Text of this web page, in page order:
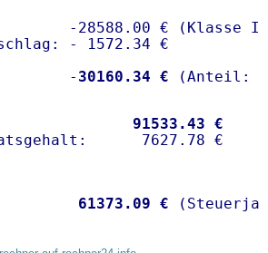
-28588.00 € (Klasse I)
- 1572.34 €
- 30160.34 €
91533.43 €
61373.09 €